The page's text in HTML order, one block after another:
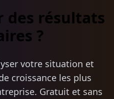
des résultats
?
votre situation et
croissance les plus
Gratuit et sans